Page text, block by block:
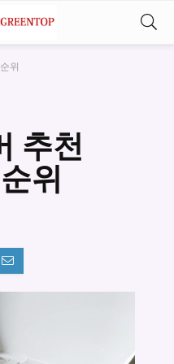
위
추천
위